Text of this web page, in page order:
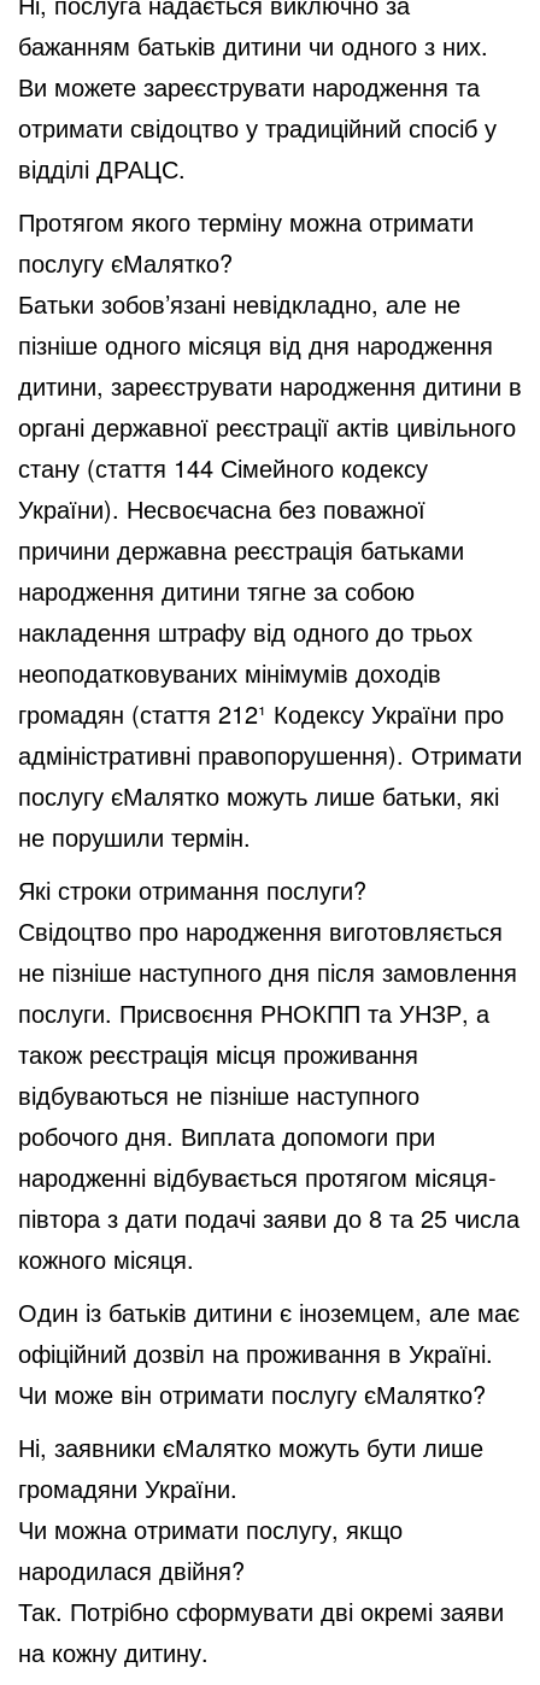
бажанням батьків дитини чи одного з них.
Ви можете зареєструвати народження та
отримати свідоцтво у традиційний спосіб у
відділі ДРАЦС.
Протягом якого терміну можна отримати
послугу єМалятко?
Батьки зобов’язані невідкладно, але не
пізніше одного місяця від дня народження
дитини, зареєструвати народження дитини в
органі державної реєстрації актів цивільного
стану (стаття 144 Сімейного кодексу
України). Несвоєчасна без поважної
причини державна реєстрація батьками
народження дитини тягне за собою
накладення штрафу від одного до трьох
неоподатковуваних мінімумів доходів
громадян (стаття 212¹ Кодексу України про
адміністративні правопорушення). Отримати
послугу єМалятко можуть лише батьки, які
не порушили термін.
Які строки отримання послуги?
Свідоцтво про народження виготовляється
не пізніше наступного дня після замовлення
послуги. Присвоєння РНОКПП та УНЗР, а
також реєстрація місця проживання
відбуваються не пізніше наступного
робочого дня. Виплата допомоги при
народженні відбувається протягом місяця-
півтора з дати подачі заяви до 8 та 25 числа
кожного місяця.
Один із батьків дитини є іноземцем, але має
офіційний дозвіл на проживання в Україні.
Чи може він отримати послугу єМалятко?
Ні, заявники єМалятко можуть бути лише
громадяни України.
Чи можна отримати послугу, якщо
народилася двійня?
Так. Потрібно сформувати дві окремі заяви
на кожну дитину.